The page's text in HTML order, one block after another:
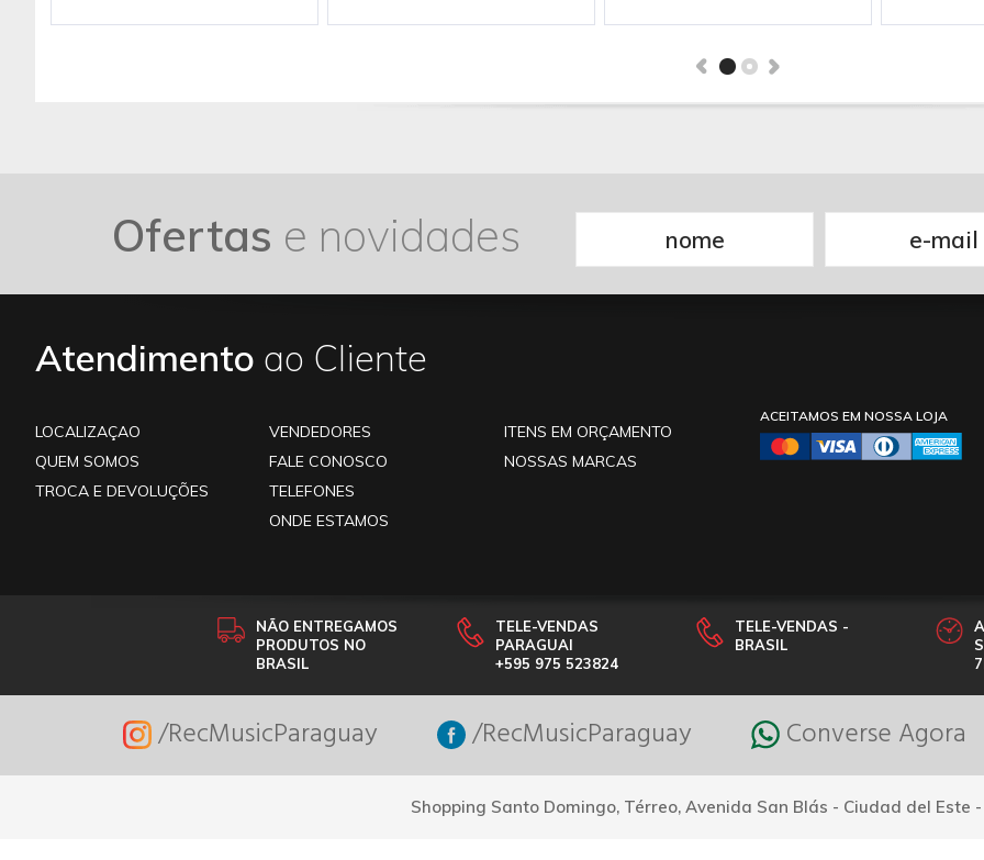
Ofertas e novidades
Atendimento ao Cliente
LOCALIZAÇAO
QUEM SOMOS
TROCA E DEVOLUÇÕES
VENDEDORES
FALE CONOSCO
TELEFONES
ONDE ESTAMOS
ITENS EM ORÇAMENTO
NOSSAS MARCAS
ACEITAMOS EM NOSSA LOJA
NÃO ENTREGAMOS
PRODUTOS NO
BRASIL
TELE-VENDAS
PARAGUAI
+595 975 523824
TELE-VENDAS -
BRASIL
/RecMusicParaguay /RecMusicParaguay Converse Agora
Shopping Santo Domingo, Térreo, Avenida San Blás - Ciudad del Este